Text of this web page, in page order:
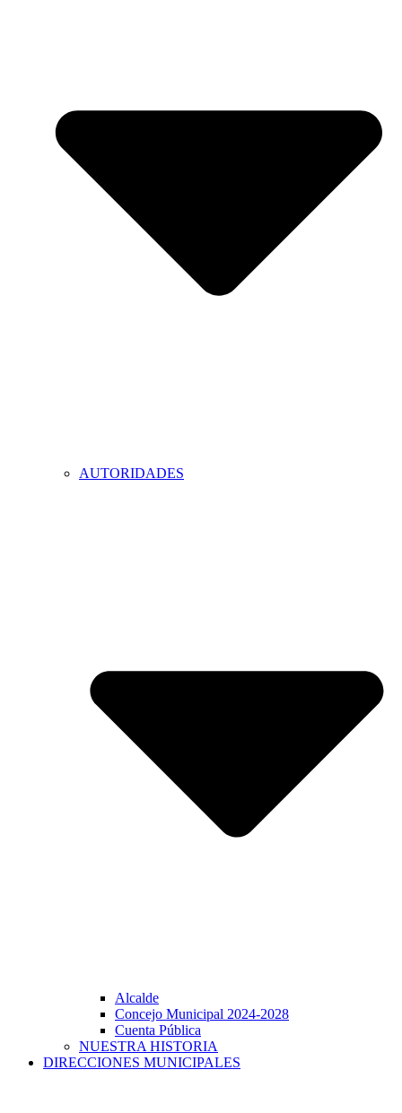
AUTORIDADES
Alcalde
Concejo Municipal 2024-2028
Cuenta Pública
NUESTRA HISTORIA
DIRECCIONES MUNICIPALES